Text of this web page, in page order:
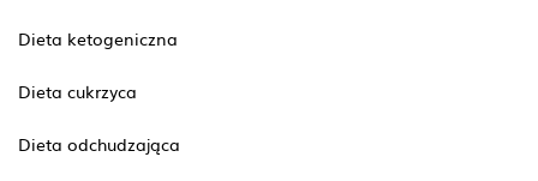
Dieta ketogeniczna
Dieta cukrzyca
Dieta odchudzająca